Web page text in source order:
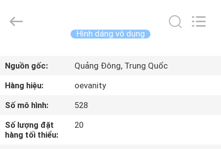
SẢN
PHẨM
VIDEO
HOME
Furniture
Hình dáng vô dụng
Nguồn gốc:
Quảng Đông, Trung Quốc
Hàng hiệu:
oevanity
Số mô hình:
528
Số lượng đặt
hàng tối thiểu:
20